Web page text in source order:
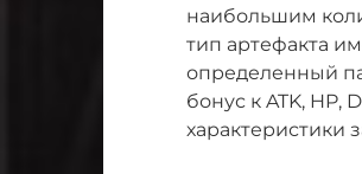
наибольшим
тип артефакта
определенный
бонус к ATK,
характеристики